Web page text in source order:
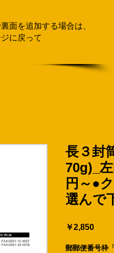
​裏面を追加する場合は、
に戻って
長３封
70g)_
円～●
選んで
￥2,850価
郵郵便番号枠